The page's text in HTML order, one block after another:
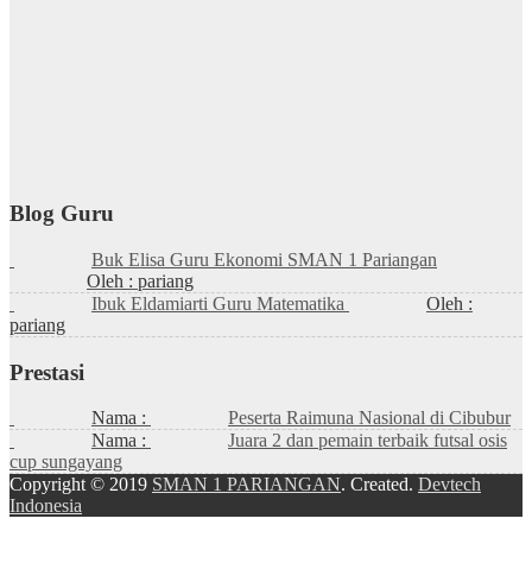
Blog Guru
Buk Elisa Guru Ekonomi SMAN 1 Pariangan
Oleh : pariang
Ibuk Eldamiarti Guru Matematika
Oleh :
pariang
Prestasi
Nama :
Peserta Raimuna Nasional di Cibubur
Nama :
Juara 2 dan pemain terbaik futsal osis
cup sungayang
Copyright © 2019 SMAN 1 PARIANGAN. Created. Devtech
Indonesia